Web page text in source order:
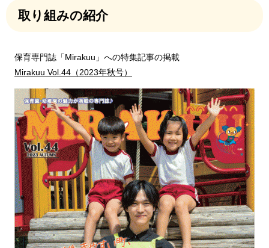
取り組みの紹介
保育専門誌「Mirakuu」への特集記事の掲載
Mirakuu​ Vol.44（2023年秋号）